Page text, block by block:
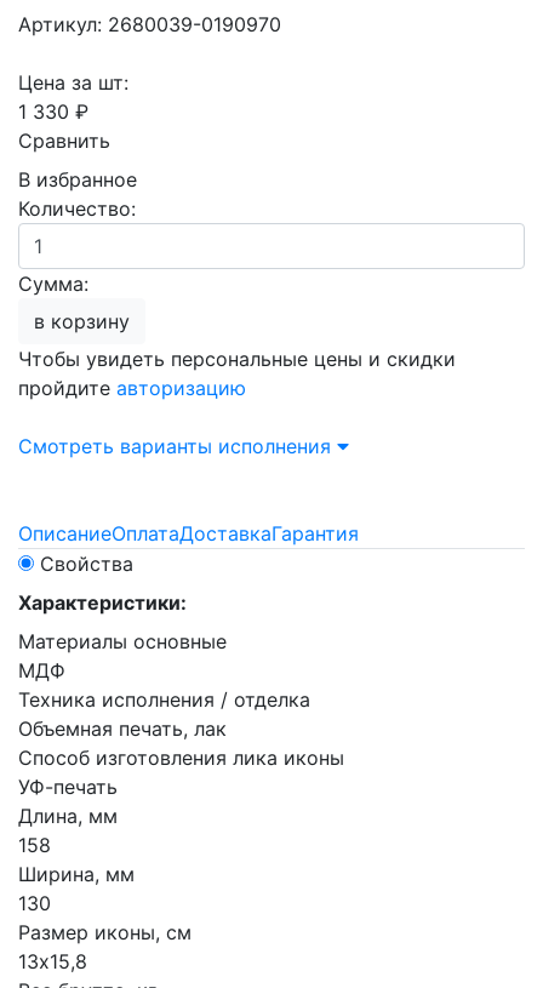
Артикул: 2680039-0190970
Цена за шт:
1 330 ₽
Сравнить
В избранное
Количество:
Сумма:
в корзину
Чтобы увидеть персональные цены и скидки
пройдите авторизацию
Смотреть варианты исполнения
ОписаниеОплатаДоставкаГарантия
Свойства
Характеристики:
Материалы основные
МДФ
Техника исполнения / отделка
Объемная печать, лак
Способ изготовления лика иконы
УФ-печать
Длина, мм
158
Ширина, мм
130
Размер иконы, см
13х15,8